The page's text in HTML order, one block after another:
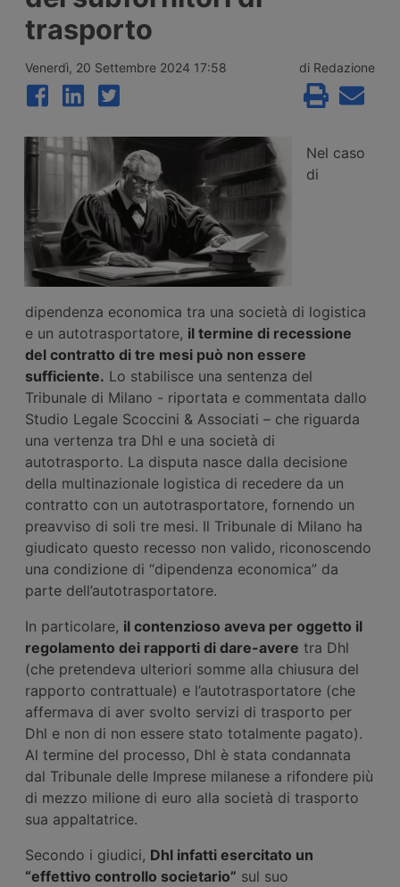
trasporto
Venerdì, 20 Settembre 2024 17:58 di Redazione
Nel caso
di
dipendenza economica tra una società di logistica
e un autotrasportatore, il termine di recessione
del contratto di tre mesi può non essere
sufficiente. Lo stabilisce una sentenza del
Tribunale di Milano - riportata e commentata dallo
Studio Legale Scoccini & Associati – che riguarda
una vertenza tra Dhl e una società di
autotrasporto. La disputa nasce dalla decisione
della multinazionale logistica di recedere da un
contratto con un autotrasportatore, fornendo un
preavviso di soli tre mesi. Il Tribunale di Milano ha
giudicato questo recesso non valido, riconoscendo
una condizione di “dipendenza economica” da
parte dell’autotrasportatore.
In particolare, il contenzioso aveva per oggetto il
regolamento dei rapporti di dare-avere tra Dhl
(che pretendeva ulteriori somme alla chiusura del
rapporto contrattuale) e l’autotrasportatore (che
affermava di aver svolto servizi di trasporto per
Dhl e non di non essere stato totalmente pagato).
Al termine del processo, Dhl è stata condannata
dal Tribunale delle Imprese milanese a rifondere più
di mezzo milione di euro alla società di trasporto
sua appaltatrice.
Secondo i giudici, Dhl infatti esercitato un
“effettivo controllo societario” sul suo